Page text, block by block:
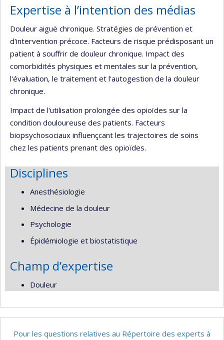
Expertise à l’intention des médias
Douleur aiguë chronique. Stratégies de prévention et
d'intervention précoce. Facteurs de risque prédisposant un
patient à souffrir de douleur chronique. Impact des
comorbidités physiques et mentales sur la prévention,
l'évaluation, le traitement et l'autogestion de la douleur
chronique.
Impact de l'utilisation prolongée des opioïdes sur la
condition douloureuse des patients. Facteurs
biopsychosociaux influençcant les trajectoires de soins
chez les patients prenant des opioïdes.
Disciplines
Anesthésiologie
Médecine de la douleur
Psychologie
Épidémiologie et biostatistique
Champ d’expertise
Douleur
Pour les questions relatives au Répertoire des experts à